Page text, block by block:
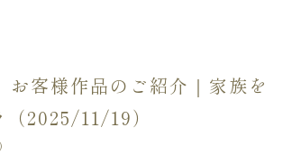
お客様作品のご紹介｜家族を
2025/11/19）